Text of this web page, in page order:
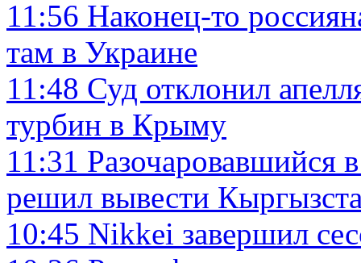
11:56 Наконец-то
там в Украине
11:48 Суд отклонил
турбин в Крыму
11:31 Разочаровавшийся
решил вывести
10:45 Nikkei завершил